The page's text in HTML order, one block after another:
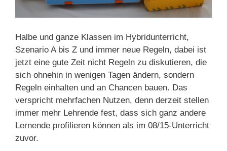
Halbe und ganze Klassen im Hybridunterricht,
Szenario A bis Z und immer neue Regeln, dabei ist
jetzt eine gute Zeit nicht Regeln zu diskutieren, die
sich ohnehin in wenigen Tagen ändern, sondern
Regeln einhalten und an Chancen bauen. Das
verspricht mehrfachen Nutzen, denn derzeit stellen
immer mehr Lehrende fest, dass sich ganz andere
Lernende profilieren können als im 08/15-Unterricht
zuvor.